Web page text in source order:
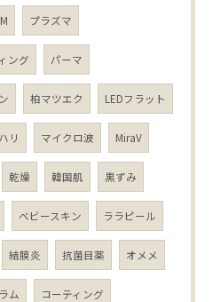
プラズマ
ング パーマ
柏マツエク LEDフラット
ハリ マイクロ波 MiraV
乾燥 韓国肌 黒ずみ
ベビースキン ララピール
結膜炎 抗菌目薬 オメメ
ム コーティング